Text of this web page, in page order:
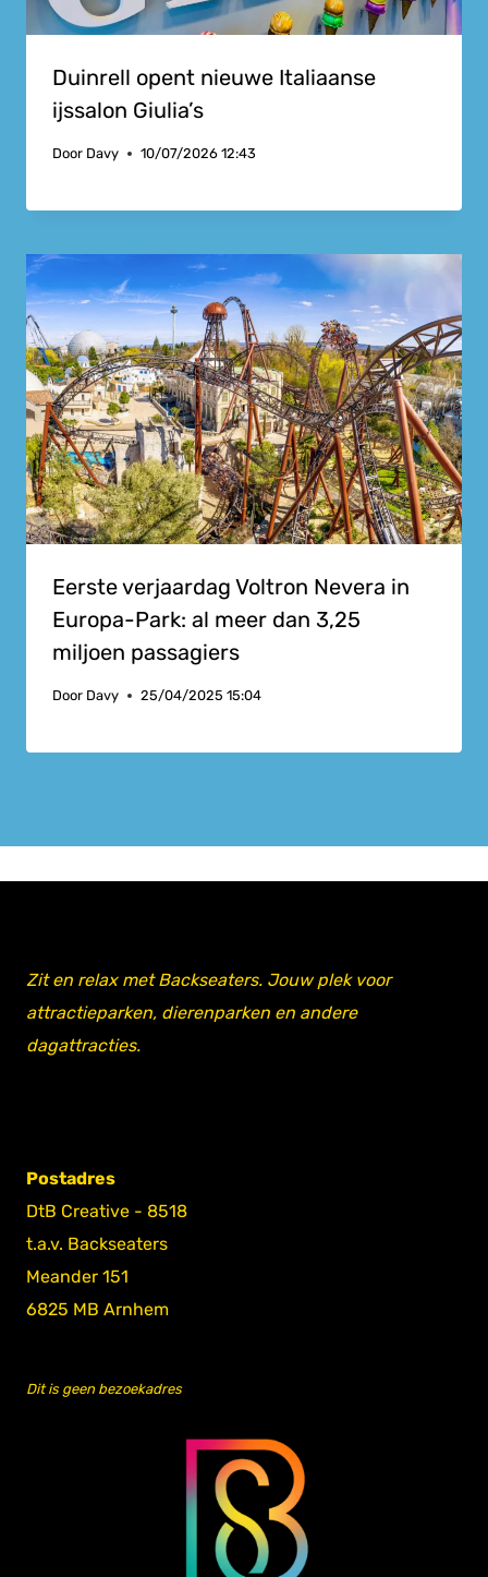
Duinrell opent nieuwe Italiaanse
ijssalon Giulia’s
Door Davy 10/07/2026 12:43
Eerste verjaardag Voltron Nevera in
Europa-Park: al meer dan 3,25
miljoen passagiers
Door Davy 25/04/2025 15:04
Zit en relax met Backseaters. Jouw plek voor
attractieparken, dierenparken en andere
dagattracties.
Postadres
DtB Creative - 8518
t.a.v. Backseaters
Meander 151
6825 MB Arnhem
Dit is geen bezoekadres